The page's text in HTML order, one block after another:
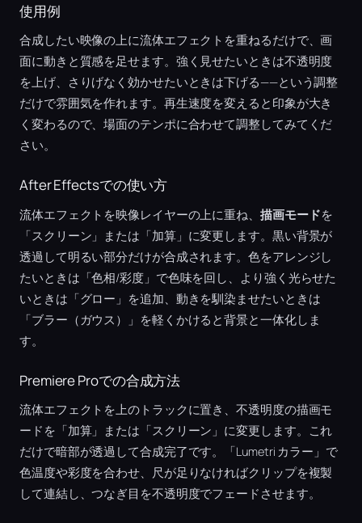
使用例
合成したい映像の上に流体エフェクトを重ねるだけで、画
面に動きと質感を足せます。強く見せたいときは不透明度
を上げ、さりげなく効かせたいときは下げる——という調整
だけで雰囲気を作れます。再生速度を変えると印象が大き
く変わるので、場面のテンポに合わせて調整してみてくだ
さい。
After Effectsでの使い方
流体エフェクトを映像レイヤーの上に重ね、 描画モードを
「スクリーン」または「加算」に変更します。黒い背景が
透過して明るい部分だけが合成されます。色をアレンジし
たいときは「色相/彩度」で色味を回し、より強く光らせた
いときは「グロー」を追加、動きを馴染ませたいときは
「ブラー（ガウス）」を軽くかけると背景と一体化しま
す。
Premiere Proでの合成方法
流体エフェクトを上のトラックに置き、不透明度の描画モ
ードを「加算」または「スクリーン」に変更します。これ
だけで暗部が透過して合成完了です。「Lumetri カラー」で
色温度や彩度を合わせ、尺が足りなければクリップを複製
して連結し、つなぎ目を不透明度でフェードさせます。